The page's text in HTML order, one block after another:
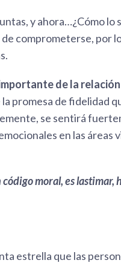
y ahora…¿Cómo lo
comprometerse, por
de la
promesa de fidelidad
se sentirá
en las áreas
moral, es
estrella que las